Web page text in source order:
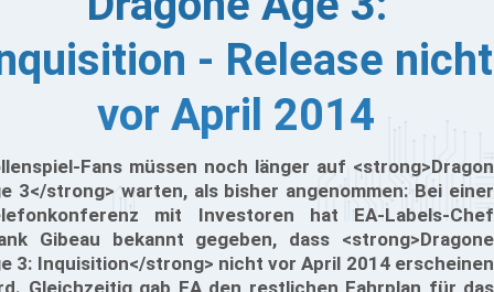
- Release nicht
vor April 2014
Fans müssen noch länger auf <strong>Dragon
3</strong> warten, als bisher angenommen: Bei einer
mit Investoren hat EA-Labels-Chef
Gibeau bekannt gegeben, dass <strong>Dragone
3: Inquisition</strong> nicht vor April 2014 erscheinen
Gleichzeitig gab EA den restlichen Fahrplan für das